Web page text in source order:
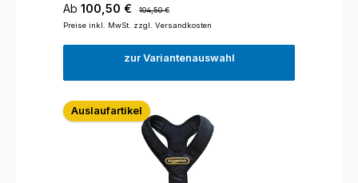
Verkaufspreis:
Ab 100,50 €
104,50 €
Preise inkl. MwSt. zzgl. Versandkosten
zur Variantenauswahl
Auslaufartikel